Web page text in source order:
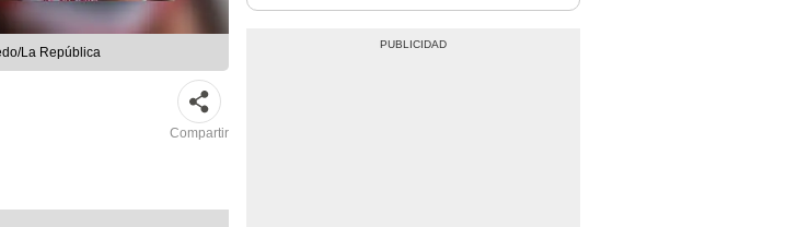
La República
Compartir